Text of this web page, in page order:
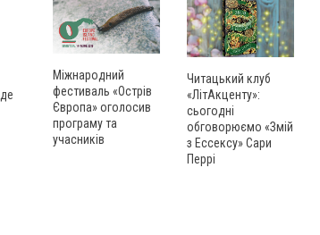
Міжнародний
фестиваль «Острів
Європа» оголосив
програму та
учасників
Читацький клуб
«ЛітАкценту»:
сьогодні
обговорюємо «Змій
з Ессексу» Сари
Перрі